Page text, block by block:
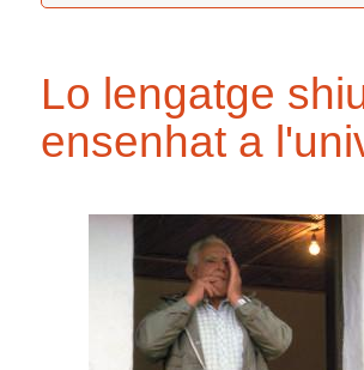
Lo lengatge
ensenhat a